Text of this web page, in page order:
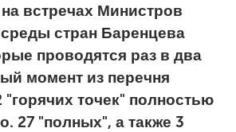
встречах Министров
стран Баренцева
проводятся раз в два
момент из перечня
"горячих точек" полностью
. 27 "полных", а также 3